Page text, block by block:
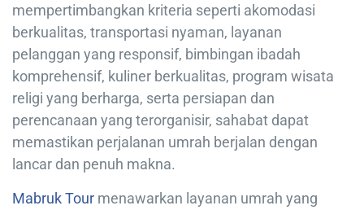
mempertimbangkan kriteria seperti akomodasi
berkualitas, transportasi nyaman, layanan
pelanggan yang responsif, bimbingan ibadah
komprehensif, kuliner berkualitas, program wisata
religi yang berharga, serta persiapan dan
perencanaan yang terorganisir, sahabat dapat
memastikan perjalanan umrah berjalan dengan
lancar dan penuh makna.
Mabruk Tour menawarkan layanan umrah yang